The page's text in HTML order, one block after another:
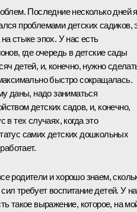
Последние несколько дней я
проблемами детских садиков,
стыке эпох. У нас есть
где очередь в детские сады
детей, и, конечно, нужно
быстро сокращалась.
даны, надо заниматься
детских садов, и, конечно,
в тех случаях, когда это
самих детских дошкольных
родители и хорошо знаем,
требует воспитание детей. У
такое выражение, которое, на